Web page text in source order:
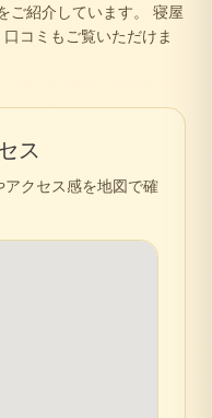
紹介しています。
寝屋
コミもご覧いただけま
ス
クセス感を地図で確